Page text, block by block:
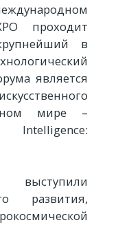
проходит
в
является
мире –
развития,